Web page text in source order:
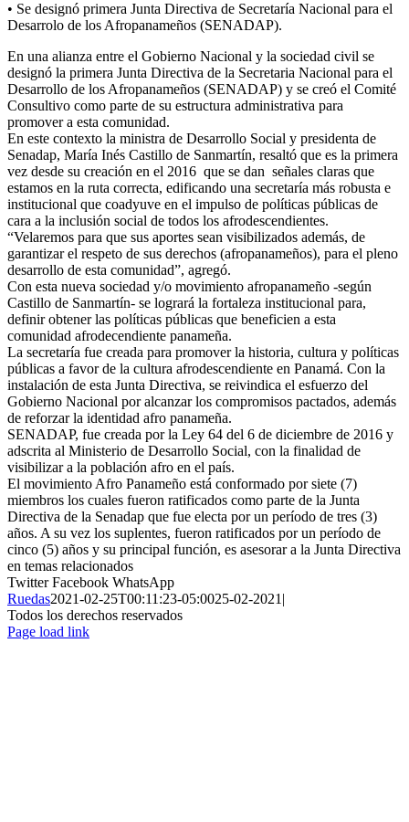
• Se designó primera Junta Directiva de Secretaría Nacional para el
Desarrolo de los Afropanameños (SENADAP).
En una alianza entre el Gobierno Nacional y la sociedad civil se
designó la primera Junta Directiva de la Secretaria Nacional para el
Desarrollo de los Afropanameños (SENADAP) y se creó el Comité
Consultivo como parte de su estructura administrativa para
promover a esta comunidad.
En este contexto la ministra de Desarrollo Social y presidenta de
Senadap, María Inés Castillo de Sanmartín, resaltó que es la primera
vez desde su creación en el 2016 que se dan señales claras que
estamos en la ruta correcta, edificando una secretaría más robusta e
institucional que coadyuve en el impulso de políticas públicas de
cara a la inclusión social de todos los afrodescendientes.
“Velaremos para que sus aportes sean visibilizados además, de
garantizar el respeto de sus derechos (afropanameños), para el pleno
desarrollo de esta comunidad”, agregó.
Con esta nueva sociedad y/o movimiento afropanameño -según
Castillo de Sanmartín- se logrará la fortaleza institucional para,
definir obtener las políticas públicas que beneficien a esta
comunidad afrodecendiente panameña.
La secretaría fue creada para promover la historia, cultura y políticas
públicas a favor de la cultura afrodescendiente en Panamá. Con la
instalación de esta Junta Directiva, se reivindica el esfuerzo del
Gobierno Nacional por alcanzar los compromisos pactados, además
de reforzar la identidad afro panameña.
SENADAP, fue creada por la Ley 64 del 6 de diciembre de 2016 y
adscrita al Ministerio de Desarrollo Social, con la finalidad de
visibilizar a la población afro en el país.
El movimiento Afro Panameño está conformado por siete (7)
miembros los cuales fueron ratificados como parte de la Junta
Directiva de la Senadap que fue electa por un período de tres (3)
años. A su vez los suplentes, fueron ratificados por un período de
cinco (5) años y su principal función, es asesorar a la Junta Directiva
en temas relacionados
TwitterFacebook WhatsApp
Ruedas2021-02-25T00:11:23-05:0025-02-2021|
Todos los derechos reservados
Page load link